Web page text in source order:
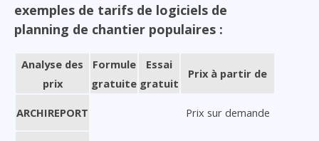
exemples de tarifs de logiciels de
planning de chantier populaires :
Analyse des
prix
Formule
gratuite
Essai
gratuit
Prix à partir de
ARCHIREPORT Prix sur demande